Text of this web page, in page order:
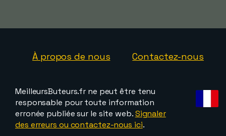
À propos de nous Contactez-nous
MeilleursButeurs.fr ne peut être tenu
responsable pour toute information
erronée publiée sur le site web.Signaler
des erreurs ou contactez-nous ici.